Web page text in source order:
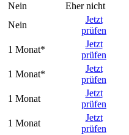
Nein
Eher nicht
Nein
Jetzt
prüfen
1 Monat*
Jetzt
prüfen
1 Monat*
Jetzt
prüfen
1 Monat
Jetzt
prüfen
1 Monat
Jetzt
prüfen